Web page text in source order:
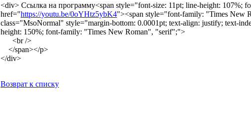
<div> Ссылка на программу<span style="font-size: 11pt; line-height: 107%;
href="https://youtu.be/0oYHtz5ybK4"><span style="font-family: "Times New
class="MsoNormal" style="margin-bottom: 0.0001pt; text-align: justify; text-
height: 150%; font-family: "Times New Roman", "serif";">
<br />
</span></p>
</div>
Возврат к списку